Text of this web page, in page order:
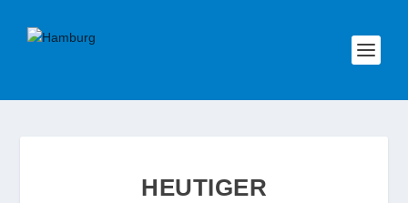
HEUTIGER